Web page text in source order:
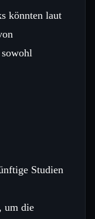
könnten laut
Studien
um die